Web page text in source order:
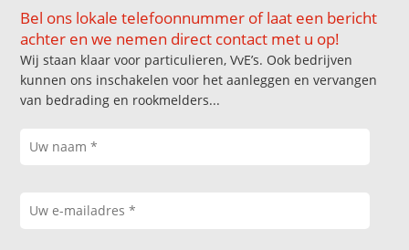
Bel ons lokale telefoonnummer of laat een bericht
achter en we nemen direct contact met u op!
Wij staan klaar voor particulieren, VvE’s. Ook bedrijven
kunnen ons inschakelen voor het aanleggen en vervangen
van bedrading en rookmelders...